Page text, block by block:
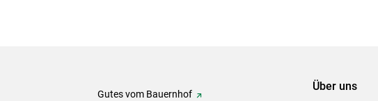
Gutes vom Bauernhof
Über uns